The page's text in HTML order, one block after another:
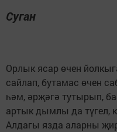
Суган
Орлык ясар өчен
сайлап, бутамас өчен
һәм, әрҗәгә тутырып,
артык дымлы да түгел,
Алдагы язда аларны